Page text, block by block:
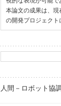
本論文の成果は、現
の開発プロジェクト
人間－ロボット協